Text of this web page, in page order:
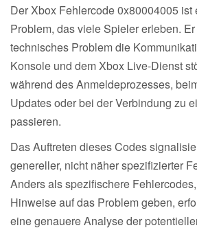
Der Xbox Fehlercode 0x80004005 ist
Problem, das viele Spieler erleben.
technisches Problem die
Konsole und dem Xbox Live-Dienst
während des Anmeldeprozesses,
Updates oder bei der Verbindung zu
passieren.
Das Auftreten dieses Codes
genereller, nicht näher spezifizierter
Anders als spezifischere
Hinweise auf das Problem geben,
eine genauere Analyse der